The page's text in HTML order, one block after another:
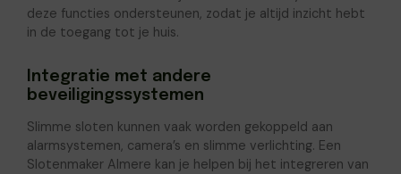
deze functies ondersteunen, zodat je altijd inzicht hebt
in de toegang tot je huis.
Integratie met andere
beveiligingssystemen
Slimme sloten kunnen vaak worden gekoppeld aan
alarmsystemen, camera’s en slimme verlichting. Een
Slotenmaker Almere kan je helpen bij het integreren van